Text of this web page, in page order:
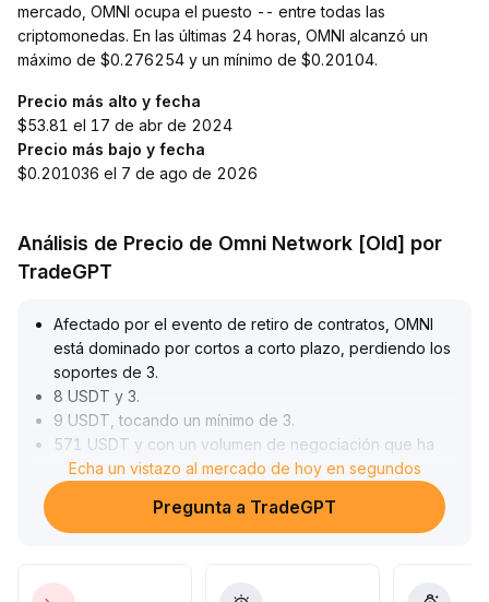
mercado, OMNI ocupa el puesto -- entre todas las
criptomonedas. En las últimas 24 horas, OMNI alcanzó un
máximo de $0.276254 y un mínimo de $0.20104.
Precio más alto y fecha
$53.81 el 17 de abr de 2024
Precio más bajo y fecha
$0.201036 el 7 de ago de 2026
Análisis de Precio de Omni Network [Old] por
TradeGPT
Afectado por el evento de retiro de contratos, OMNI
está dominado por cortos a corto plazo, perdiendo los
soportes de 3.
8 USDT y 3.
9 USDT, tocando un mínimo de 3.
571 USDT y con un volumen de negociación que ha
disminuido considerablemente, mostrando una notable
reducción en la tolerancia al riesgo
Sin embargo, los ingresos diarios de OmniVault
rentabilidad interna
Echa un vistazo al mercado de hoy en segundos
Pregunta a TradeGPT